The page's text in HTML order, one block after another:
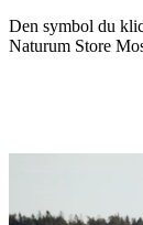
Den symbol du
Naturum Store
Bildspel
bilder